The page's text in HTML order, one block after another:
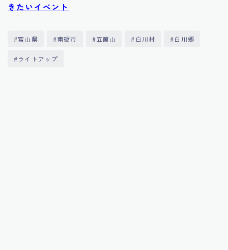
きたいイベント
#富山県 #南砺市 #五箇山 #白川村 #白川郷
#ライトアップ